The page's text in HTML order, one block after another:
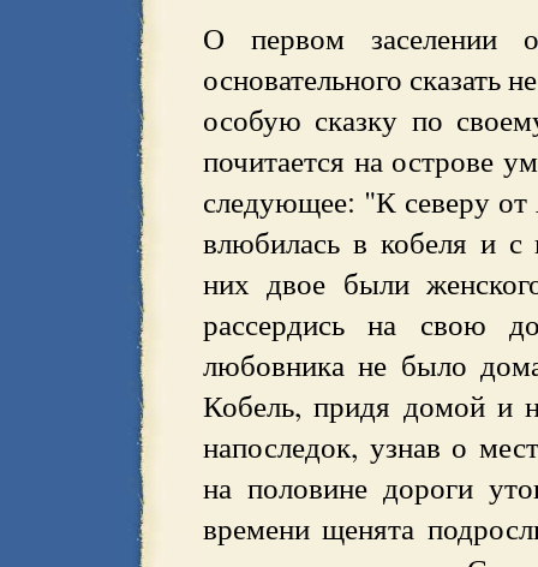
О первом заселении
основательного сказать
особую сказку по
почитается на острове
следующее: "К северу от
влюбилась в кобеля и
них двое были
рассердись на свою
любовника не было
Кобель, придя домой и
напоследок, узнав о
на половине дороги
времени щенята